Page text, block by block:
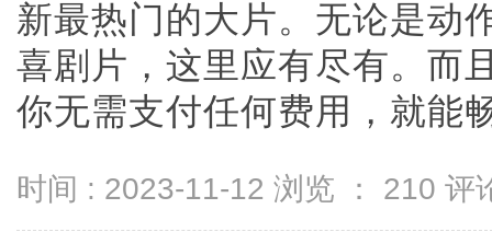
新最热门的大片。无论是动
喜剧片，这里应有尽有。而
你无需支付任何费用，就能
时间 : 2023-11-12 浏览 ： 210 评